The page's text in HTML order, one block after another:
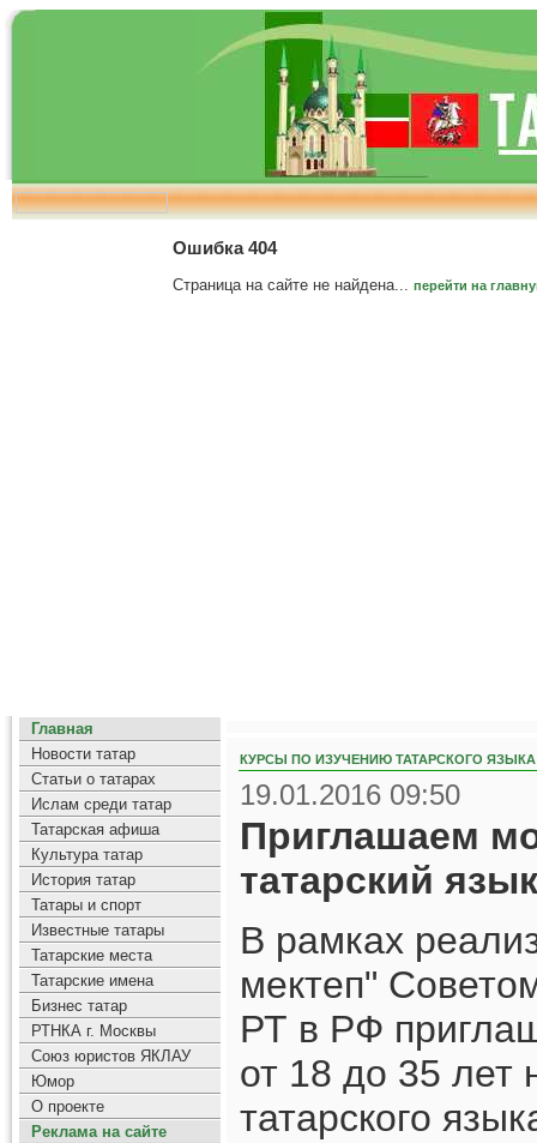
Ошибка 404
Страница на сайте не найдена... перейти на
Главная
Новости татар
Статьи о татарах
Ислам среди татар
Татарская афиша
Культура татар
История татар
Татары и спорт
Известные татары
Татарские места
Татарские имена
Бизнес татар
РТНКА г. Москвы
Союз юристов ЯКЛАУ
Юмор
О проекте
Реклама на сайте
КУРСЫ ПО ИЗУЧЕНИЮ ТАТАРСКОГО ЯЗЫКА
19.01.2016 09:50
Приглашаем
татарский
В рамках
мектеп"
РТ в РФ
от 18 до 35 лет
татарского